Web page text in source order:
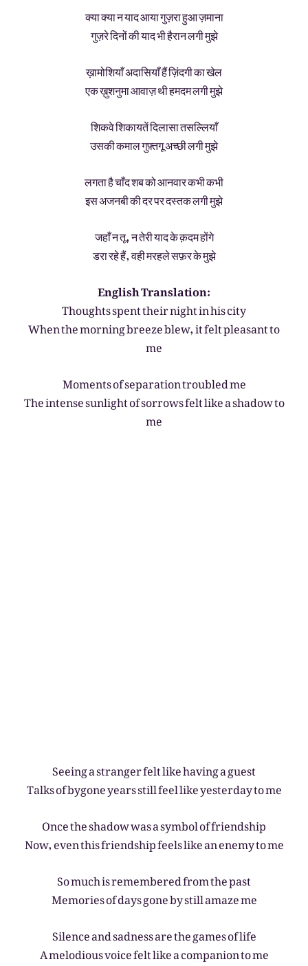
क्या क्या न याद आया गुज़रा हुआ ज़माना
गुज़रे दिनों की याद भी हैरान लगी मुझे
ख़ामोशियाँ अदासियाँ हैं ज़िंदगी का खेल
एक ख़ुशनुमा आवाज़ थी हमदम लगी मुझे
शिकवे शिकायतें दिलासा तसल्लियाँ
उसकी कमाल गुफ़्तगू अच्छी लगी मुझे
लगता है चाँद शब को आनवार कभी कभी
इस अजनबी की दर पर दस्तक लगी मुझे
जहाँ न तू, न तेरी याद के क़दम होंगे
डरा रहे हैं, वही मरहले सफ़र के मुझे
English Translation:
Thoughts spent their night in his city
When the morning breeze blew, it felt pleasant to
me
Moments of separation troubled me
The intense sunlight of sorrows felt like a shadow to
me
Seeing a stranger felt like having a guest
Talks of bygone years still feel like yesterday to me
Once the shadow was a symbol of friendship
Now, even this friendship feels like an enemy to me
So much is remembered from the past
Memories of days gone by still amaze me
Silence and sadness are the games of life
A melodious voice felt like a companion to me